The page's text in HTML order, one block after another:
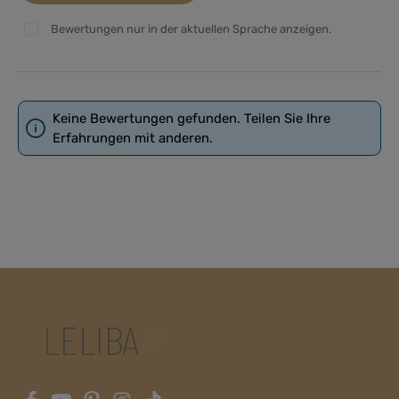
Bewertungen nur in der aktuellen Sprache anzeigen.
Keine Bewertungen gefunden. Teilen Sie Ihre
Erfahrungen mit anderen.